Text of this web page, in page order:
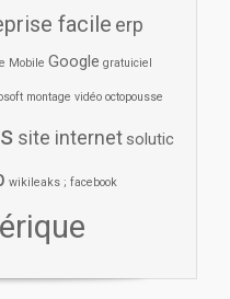
facile erp
Mobile Google gratuiciel
montage vidéo octopousse
site internet solutic
wikileaks ; facebook